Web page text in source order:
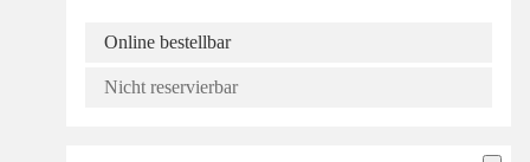
Online bestellbar
Nicht reservierbar